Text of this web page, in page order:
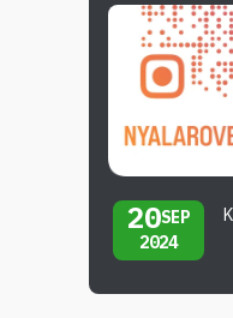
20SEP
2024